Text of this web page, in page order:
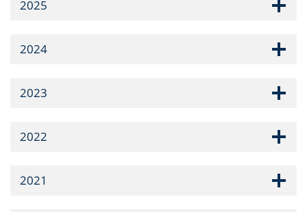
2025
2024
2023
2022
2021